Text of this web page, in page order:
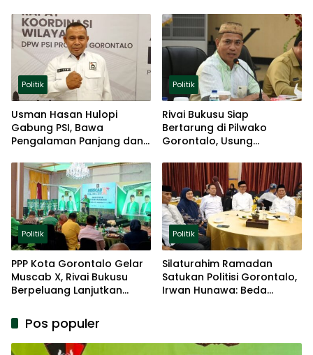
Politik
Usman Hasan Hulopi
Gabung PSI, Bawa
Pengalaman Panjang dan
Politik
Rivai Bukusu Siap
Bertarung di Pilwako
Gorontalo, Usung
Politik
Politik
PPP Kota Gorontalo Gelar
Muscab X, Rivai Bukusu
Berpeluang Lanjutkan
Politik
Silaturahim Ramadan
Satukan Politisi Gorontalo,
Irwan Hunawa: Beda
Pos populer